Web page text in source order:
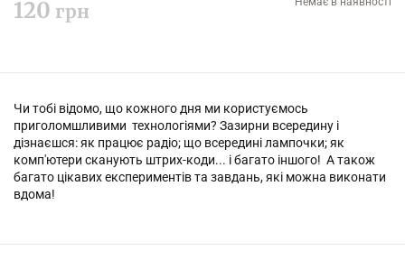
120 грн
Чи тобі відомо, що кожного дня ми користуємось
приголомшливими технологіями? Зазирни всередину і
дізнаєшся: як працює радіо; що всередині лампочки; як
комп'ютери сканують штрих-коди... і багато іншого! А також
багато цікавих експериментів та завдань, які можна виконати
вдома!